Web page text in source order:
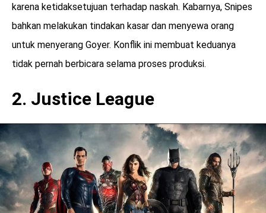
karena ketidaksetujuan terhadap naskah. Kabarnya, Snipes
bahkan melakukan tindakan kasar dan menyewa orang
untuk menyerang Goyer. Konflik ini membuat keduanya
tidak pernah berbicara selama proses produksi.
2. Justice League